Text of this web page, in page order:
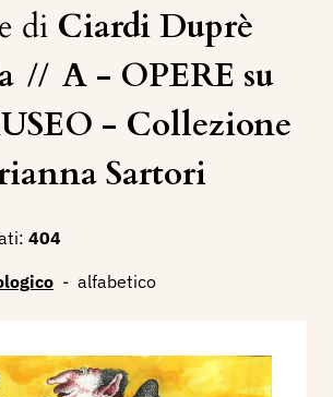
di Ciardi Duprè
// A - OPERE su
- Collezione
Sartori
404
- alfabetico